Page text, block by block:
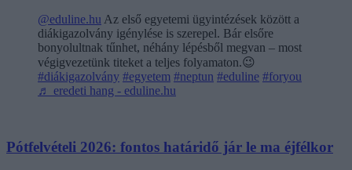
@eduline.hu Az első egyetemi ügyintézések között a
diákigazolvány igénylése is szerepel. Bár elsőre
bonyolultnak tűnhet, néhány lépésből megvan – most
végigvezetünk titeket a teljes folyamaton.😉
#diákigazolvány #egyetem #neptun #eduline #foryou
♬ eredeti hang - eduline.hu
Pótfelvételi 2026: fontos határidő jár le ma éjfélkor